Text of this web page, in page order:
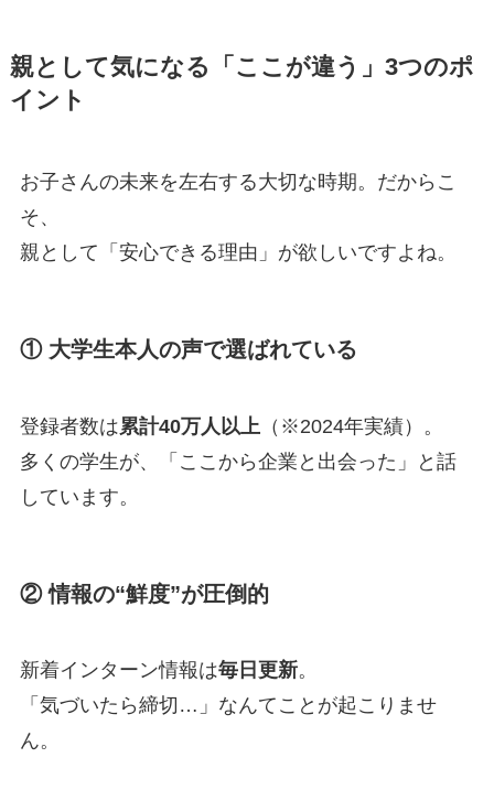
親として気になる「ここが違う」3つのポ
イント
お子さんの未来を左右する大切な時期。だからこ
そ、
親として「安心できる理由」が欲しいですよね。
① 大学生本人の声で選ばれている
登録者数は累計40万人以上 （※2024年実績）。
多くの学生が、「ここから企業と出会った」と話
しています。
② 情報の“鮮度”が圧倒的
新着インターン情報は毎日更新。
「気づいたら締切…」なんてことが起こりませ
ん。